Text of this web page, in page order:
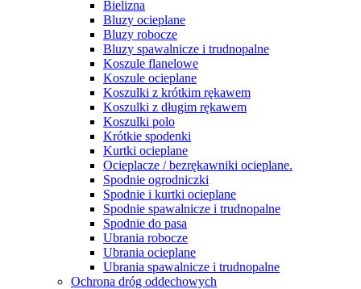
Bielizna
Bluzy ocieplane
Bluzy robocze
Bluzy spawalnicze i trudnopalne
Koszule flanelowe
Koszule ocieplane
Koszulki z krótkim rękawem
Koszulki z długim rękawem
Koszulki polo
Krótkie spodenki
Kurtki ocieplane
Ocieplacze / bezrękawniki ocieplane.
Spodnie ogrodniczki
Spodnie i kurtki ocieplane
Spodnie spawalnicze i trudnopalne
Spodnie do pasa
Ubrania robocze
Ubrania ocieplane
Ubrania spawalnicze i trudnopalne
Ochrona dróg oddechowych